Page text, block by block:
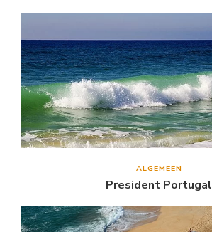
ALGEMEEN
President Portugal